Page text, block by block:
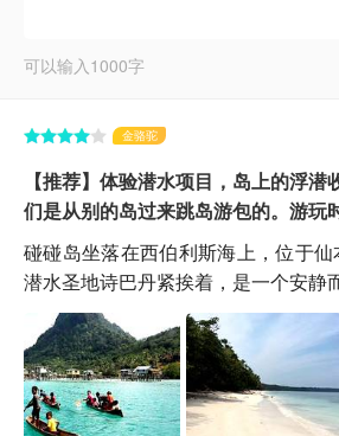
可以输入1000字
金骆驼
【推荐】体验潜水项目，岛上的浮潜
们是从别的岛过来跳岛游包的。游玩
碰碰岛坐落在西伯利斯海上，位于
潜水圣地诗巴丹紧挨着，是一个安静